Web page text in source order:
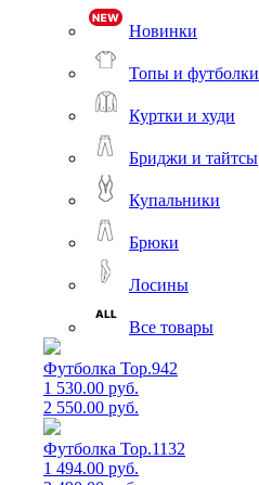
Новинки
Топы и футболки
Куртки и худи
Бриджи и тайтсы
Купальники
Брюки
Лосины
Все товары
Футболка Top.942
1 530.00 руб.
2 550.00 руб.
Футболка Top.1132
1 494.00 руб.